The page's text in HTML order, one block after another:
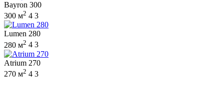
Bayron 300
300 м2 4 3
Lumen 280
280 м2 4 3
Atrium 270
270 м2 4 3